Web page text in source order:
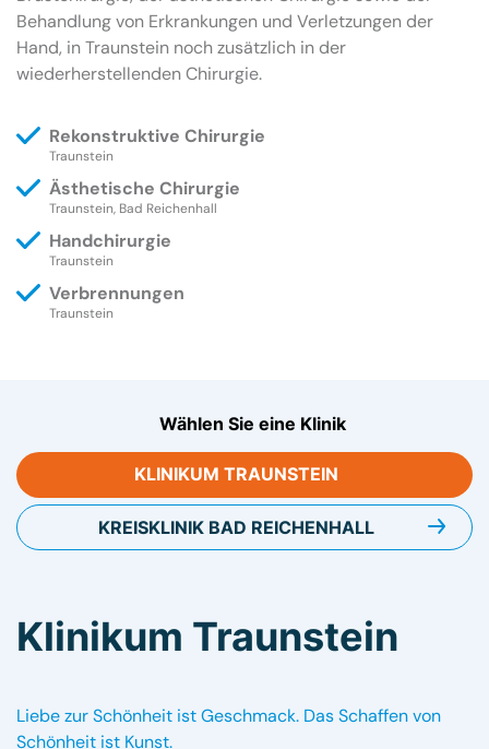
Behandlung von Erkrankungen und Verletzungen der
Hand, in Traunstein noch zusätzlich in der
wiederherstellenden Chirurgie.
Rekonstruktive Chirurgie
Traunstein
Ästhetische Chirurgie
Traunstein, Bad Reichenhall
Handchirurgie
Traunstein
Verbrennungen
Traunstein
Wählen Sie eine Klinik
KLINIKUM TRAUNSTEIN
KREISKLINIK BAD REICHENHALL
Klinikum Traunstein
Liebe zur Schönheit ist Geschmack. Das Schaffen von
Schönheit ist Kunst.